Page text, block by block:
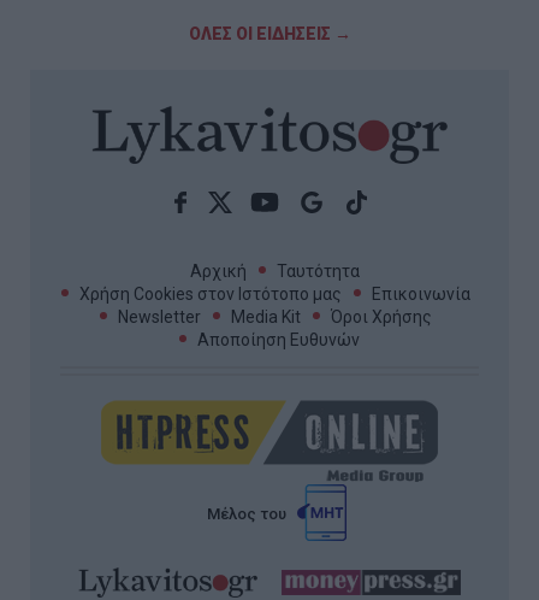
ΟΛΕΣ ΟΙ ΕΙΔΗΣΕΙΣ →
Αρχική
Ταυτότητα
Χρήση Cookies στον Ιστότοπο μας
Επικοινωνία
Newsletter
Media Kit
Όροι Χρήσης
Αποποίηση Ευθυνών
Μέλος του